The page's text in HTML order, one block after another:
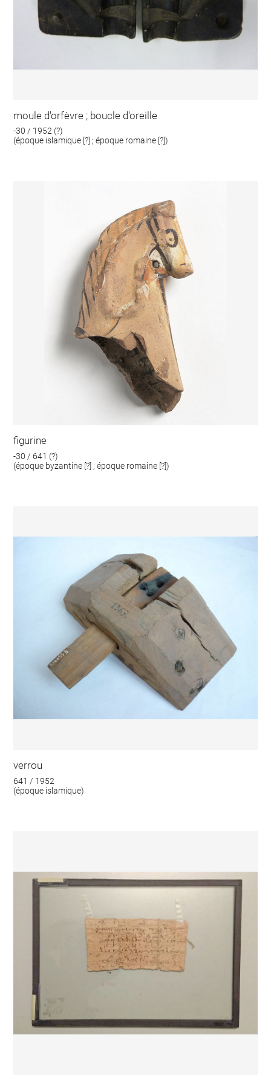
moule d'orfèvre ; boucle d'oreille
-30 / 1952 (?)
(époque islamique [?] ; époque romaine [?])
figurine
-30 / 641 (?)
(époque byzantine [?] ; époque romaine [?])
verrou
641 / 1952
(époque islamique)